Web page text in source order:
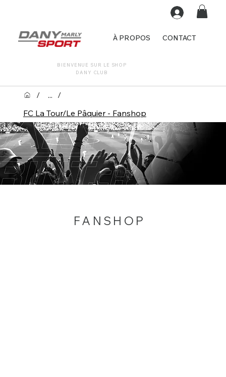
DANY CLUB
BIENVENUE SUR LE SHOP
À PROPOS CONTACT
/ ... /
FC La Tour/Le Pâquier - Fanshop
FANSHOP